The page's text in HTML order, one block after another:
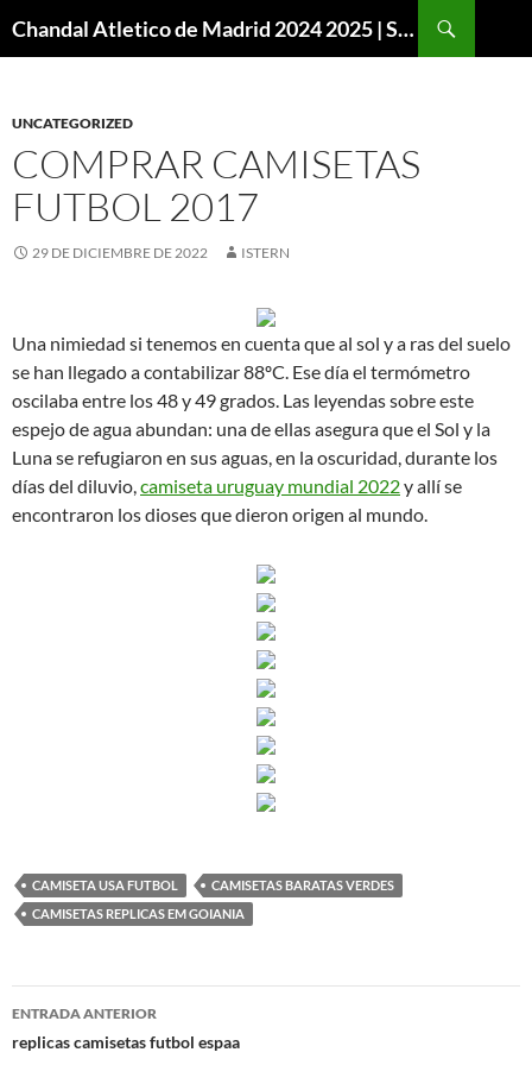
Chandal Atletico de Madrid 2024 2025 | SuperVigo
UNCATEGORIZED
COMPRAR CAMISETAS
FUTBOL 2017
29 DE DICIEMBRE DE 2022 ISTERN
Una nimiedad si tenemos en cuenta que al sol y a ras del suelo
se han llegado a contabilizar 88ºC. Ese día el termómetro
oscilaba entre los 48 y 49 grados. Las leyendas sobre este
espejo de agua abundan: una de ellas asegura que el Sol y la
Luna se refugiaron en sus aguas, en la oscuridad, durante los
días del diluvio,camiseta uruguay mundial 2022y allí se
encontraron los dioses que dieron origen al mundo.
CAMISETA USA FUTBOL
CAMISETAS BARATAS VERDES
CAMISETAS REPLICAS EM GOIANIA
Navegación
de
ENTRADA ANTERIOR
replicas camisetas futbol espaa